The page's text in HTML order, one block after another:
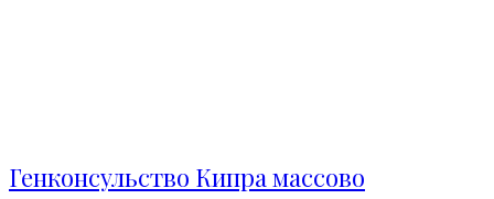
Генконсульство Кипра массово